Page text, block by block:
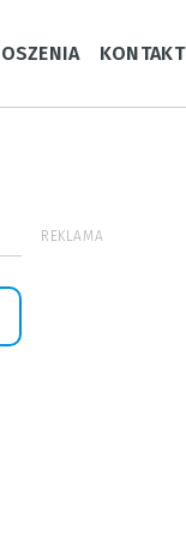
KONTAKT
REKLAMA